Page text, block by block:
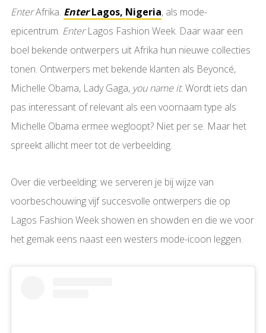
EnterAfrika. EnterLagos, Nigeria, als mode-
epicentrum. EnterLagos Fashion Week. Daar waar een
boel bekende ontwerpers uit Afrika hun nieuwe collecties
tonen. Ontwerpers met bekende klanten als Beyoncé,
Michelle Obama, Lady Gaga, you name it. Wordt iets dan
pas interessant of relevant als een voornaam type als
Michelle Obama ermee wegloopt? Niet per se. Maar het
spreekt allicht meer tot de verbeelding.
Over die verbeelding: we serveren je bij wijze van
voorbeschouwing vijf succesvolle ontwerpers die op
Lagos Fashion Week showen en showden en die we voor
het gemak eens naast een westers mode-icoon leggen.